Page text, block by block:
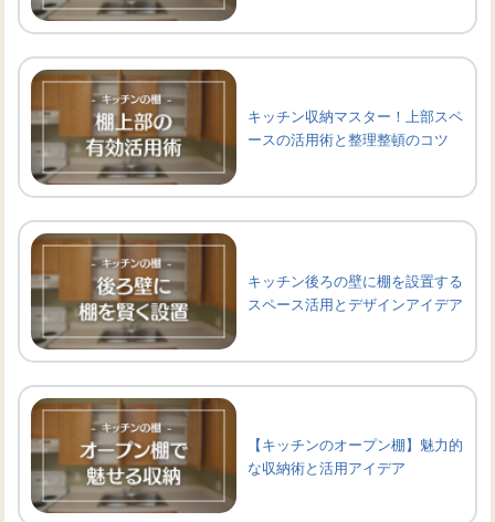
キッチン収納マスター！上部スペ
ースの活用術と整理整頓のコツ
キッチン後ろの壁に棚を設置する
スペース活用とデザインアイデア
【キッチンのオープン棚】魅力的
な収納術と活用アイデア